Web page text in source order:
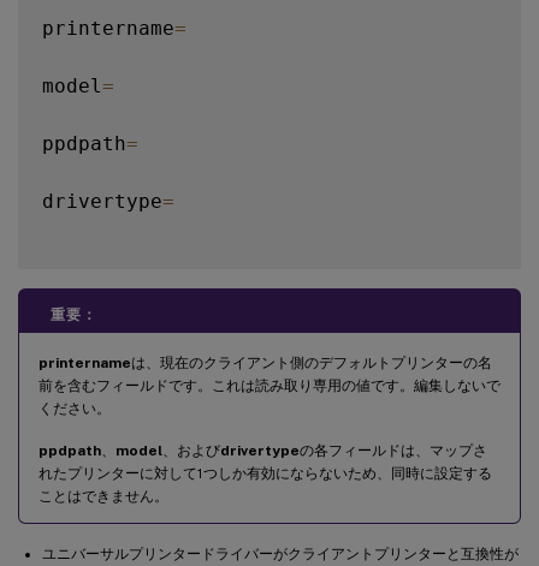
printername=
model =
ppdpath=
drivertype=
重要：
printernameは、現在のクライアント側のデフォルトプリンターの名
前を含むフィールドです。これは読み取り専用の値です。編集しないで
ください。
ppdpath model 、およびdrivertypeの各フィールドは、マップさ
れたプリンターに対して1つしか有効にならないため、同時に設定する
ことはできません。
ユニバーサルプリンタードライバーがクライアントプリンターと互換性が